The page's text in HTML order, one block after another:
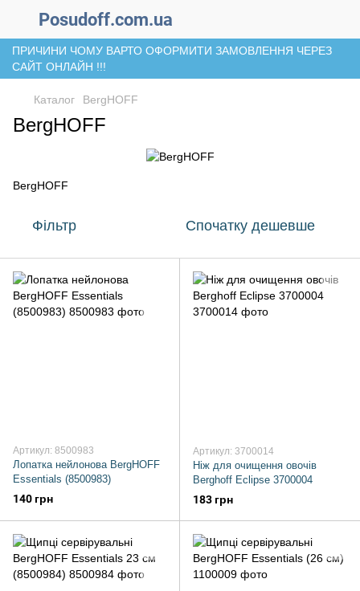
Posudoff.com.ua
ПРИЧИНИ ЧОМУ ВАРТО ОФОРМИТИ ЗАМОВЛЕННЯ ЧЕРЕЗ
САЙТ ОНЛАЙН !!!
Каталог BergHOFF
BergHOFF
BergHOFF
Фільтр Спочатку дешевше
Артикул: 8500983
Лопатка нейлонова BergHOFF
Essentials (8500983)
140 грн
Артикул: 3700014
Ніж для очищення овочів
Berghoff Eclipse 3700004
183 грн